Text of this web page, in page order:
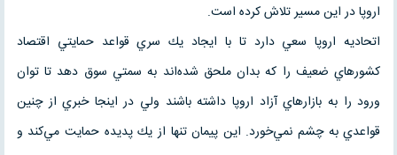
اروپا در اين مسير تلاش كرده است.
اتحاديه اروپا سعي دارد تا با ايجاد يك سري قواعد حمايتي اقتصاد
كشورهاي ضعيف را كه بدان ملحق شده‌اند به سمتي سوق دهد تا توان
ورود را به بازارهاي آزاد اروپا داشته باشند ولي در اينجا خبري از چنين
قواعدي به چشم نمي‌خورد. اين پيمان تنها از يك پديده حمايت مي‌كند و